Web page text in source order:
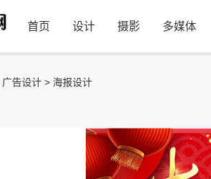
首页 设计 摄影 多媒体
广告设计 > 海报设计